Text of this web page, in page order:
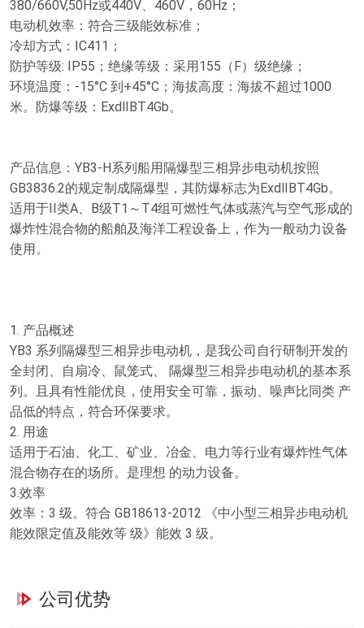
380/660V,50Hz或440V、460V，60Hz；
电动机效率：符合三级能效标准；
冷却方式：IC411；
防护等级: IP55；绝缘等级：采用155（F）级绝缘；
环境温度：-15°C 到+45°C；海拔高度：海拔不超过1000
米。防爆等级：ExdⅡBT4Gb。
产品信息：YB3-H系列船用隔爆型三相异步电动机按照
GB3836.2的规定制成隔爆型，其防爆标志为ExdⅡBT4Gb。
适用于II类A、B级T1～T4组可燃性气体或蒸汽与空气形成的
爆炸性混合物的船舶及海洋工程设备上，作为一般动力设备
使用。
1. 产品概述
YB3 系列隔爆型三相异步电动机，是我公司自行研制开发的
全封闭、自扇冷、鼠笼式、 隔爆型三相异步电动机的基本系
列。且具有性能优良，使用安全可靠，振动、噪声比同类 产
品低的特点，符合环保要求。
2. 用途
适用于石油、化工、矿业、冶金、电力等行业有爆炸性气体
混合物存在的场所。是理想 的动力设备。
3.效率
效率：3 级。符合 GB18613-2012 《中小型三相异步电动机
能效限定值及能效等 级》能效 3 级。
公司优势